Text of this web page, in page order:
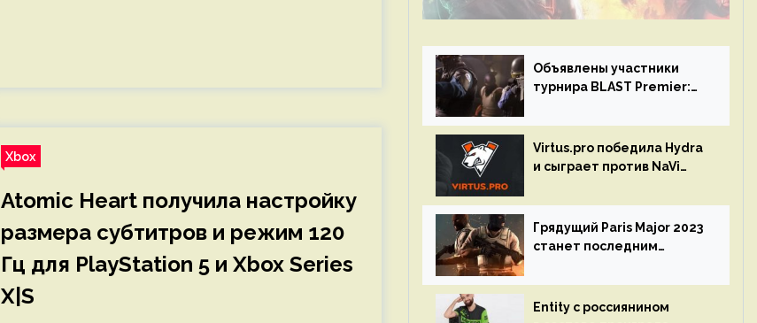
Xbox
Atomic Heart получила настройку
размера субтитров и режим 120
Гц для PlayStation 5 и Xbox Series
X|S
Объявлены участники
турнира BLAST Premier:
Virtus.pro победила Hydra
и сыграет против NaVi
Circuit
Грядущий Paris Major 2023
станет последним
GO
Entity с россиянином